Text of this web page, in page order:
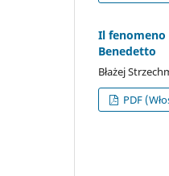
Il fenomeno
Benedetto
Błażej
PDF